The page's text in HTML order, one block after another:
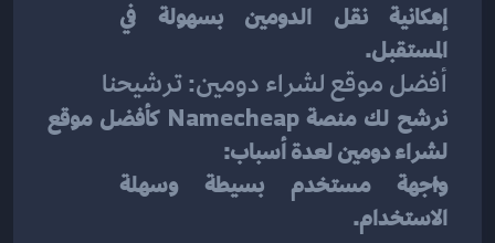
المستقبل.
أفضل موقع لشراء دومين: ترشيحنا
نرشح لك منصة Namecheap
لشراء دومين لعدة أسباب:
واجهة مستخدم بسيطة وسهلة
الاستخدام.